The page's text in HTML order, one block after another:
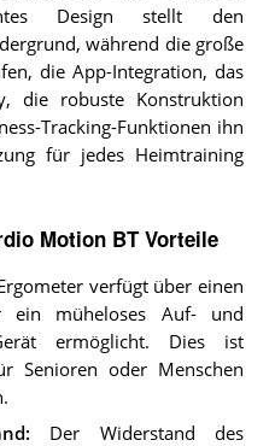
Design stellt den
während die große
die App-Integration, das
die robuste Konstruktion
Tracking-Funktionen ihn
für jedes Heimtraining
Motion BT Vorteile
verfügt über einen
ein müheloses Auf- und
ermöglicht. Dies ist
Senioren oder Menschen
: Der Widerstand des